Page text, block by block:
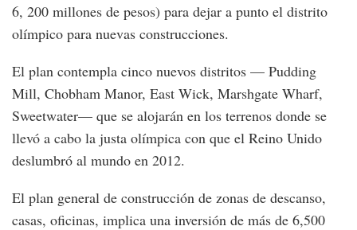
6, 200 millones de pesos) para dejar a punto el distrito
olímpico para nuevas construcciones.
El plan contempla cinco nuevos distritos — Pudding
Mill, Chobham Manor, East Wick, Marshgate Wharf,
Sweetwater— que se alojarán en los terrenos donde se
llevó a cabo la justa olímpica con que el Reino Unido
deslumbró al mundo en 2012.
El plan general de construcción de zonas de descanso,
casas, oficinas, implica una inversión de más de 6,500